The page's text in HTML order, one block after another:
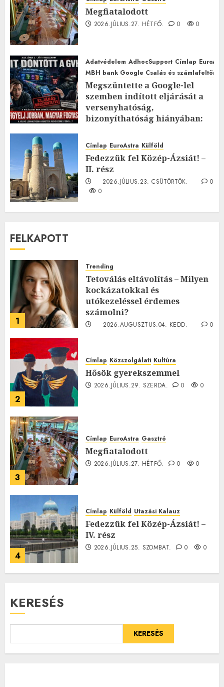
Megfiatalodott
2026.JÚLIUS.27. HÉTFŐ. 0 0
Adatvédelem AdhocSupport Címlap
MBH bank Google Csalás és
Megszüntette a Google-lel
szemben indított eljárását a
versenyhatóság,
bizonyíthatóság hiányában:
2026.JÚLIUS.23. CSÜTÖRTÖK.
0
Címlap EuroAstra Külföld
Fedezzük fel Közép-Ázsiát! –
II. rész
2026.JÚLIUS.23. CSÜTÖRTÖK.
0
0
FELKAPOTT
1
Trending
Tetoválás eltávolítás – Milyen
kockázatokkal és
utókezeléssel érdemes
számolni?
2026.AUGUSZTUS.04. KEDD.
0
2
Címlap Közszolgálati Kultúra
Hősök gyerekszemmel
2026.JÚLIUS.29. SZERDA. 0 0
3
Címlap EuroAstra Gasztró
Megfiatalodott
2026.JÚLIUS.27. HÉTFŐ. 0 0
4
Címlap Külföld Utazási Kalauz
Fedezzük fel Közép-Ázsiát! –
IV. rész
2026.JÚLIUS.25. SZOMBAT. 0 0
KERESÉS
KERESÉS